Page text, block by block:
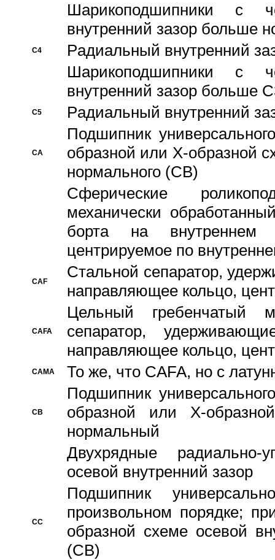
Шарикоподшипники с
внутренний зазор больше
C4
Pадиальный внутренний
Шарикоподшипники с
внутренний зазор больше
C5 Pадиальный внутренний
CA
Подшипник
образной или Х-образной
нормального (CB)
Сферические
механически
борта на внутреннем
центрируемое по
CAF
Стальной сепаратор,
направляющее кольцо,
CAFA
Цельный гребенчатый
сепаратор,
направляющее кольцо,
CAMA То же, что CAFA, но с
CB
Подшипник
образной или Х-
нормальный
Двухрядные радиально-
осевой внутренний зазор
CC
Подшипник
произвольном порядке;
образной схеме осевой
(CB)